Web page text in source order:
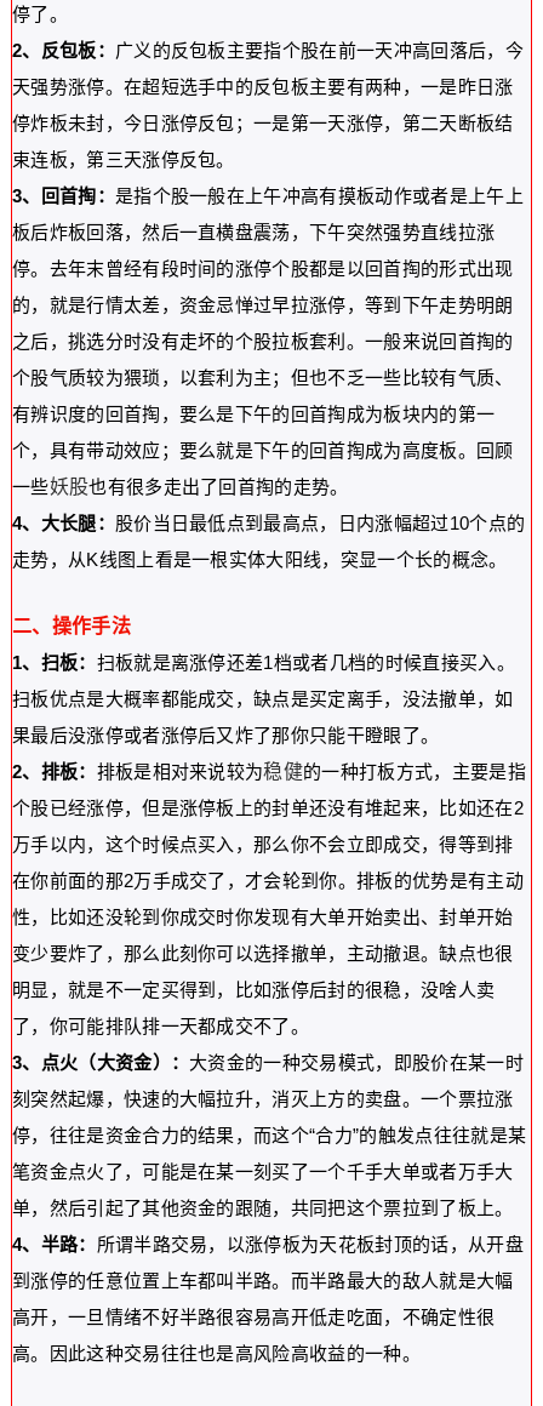
停了。
2、反包板： 广义的反包板主要指个股在前一天冲高回落后，今
天强势涨停。在超短选手中的反包板主要有两种，一是昨日涨
停炸板未封，今日涨停反包；一是第一天涨停，第二天断板结
束连板，第三天涨停反包。
3、回首掏： 是指个股一般在上午冲高有摸板动作或者是上午上
板后炸板回落，然后一直横盘震荡，下午突然强势直线拉涨
停。去年末曾经有段时间的涨停个股都是以回首掏的形式出现
的，就是行情太差，资金忌惮过早拉涨停，等到下午走势明朗
之后，挑选分时没有走坏的个股拉板套利。一般来说回首掏的
个股气质较为猥琐，以套利为主；但也不乏一些比较有气质、
有辨识度的回首掏，要么是下午的回首掏成为板块内的第一
个，具有带动效应；要么就是下午的回首掏成为高度板。回顾
一些妖股也有很多走出了回首掏的走势。
4、大长腿： 股价当日最低点到最高点，日内涨幅超过10个点的
走势，从K线图上看是一根实体大阳线，突显一个长的概念。
二、操作手法
1、扫板： 扫板就是离涨停还差1档或者几档的时候直接买入。
扫板优点是大概率都能成交，缺点是买定离手，没法撤单，如
果最后没涨停或者涨停后又炸了那你只能干瞪眼了。
2、排板： 排板是相对来说较为稳健的一种打板方式，主要是指
个股已经涨停，但是涨停板上的封单还没有堆起来，比如还在2
万手以内，这个时候点买入，那么你不会立即成交，得等到排
在你前面的那2万手成交了，才会轮到你。排板的优势是有主动
性，比如还没轮到你成交时你发现有大单开始卖出、封单开始
变少要炸了，那么此刻你可以选择撤单，主动撤退。缺点也很
明显，就是不一定买得到，比如涨停后封的很稳，没啥人卖
了，你可能排队排一天都成交不了。
3、点火（大资金）： 大资金的一种交易模式，即股价在某一时
刻突然起爆，快速的大幅拉升，消灭上方的卖盘。一个票拉涨
停，往往是资金合力的结果，而这个“合力”的触发点往往就是某
笔资金点火了，可能是在某一刻买了一个千手大单或者万手大
单，然后引起了其他资金的跟随，共同把这个票拉到了板上。
4、半路： 所谓半路交易，以涨停板为天花板封顶的话，从开盘
到涨停的任意位置上车都叫半路。而半路最大的敌人就是大幅
高开，一旦情绪不好半路很容易高开低走吃面，不确定性很
高。因此这种交易往往也是高风险高收益的一种。